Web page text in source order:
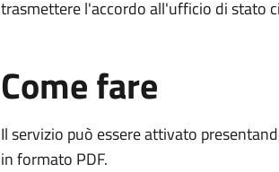
trasmettere l'accordo all'ufficio di stato
Come fare
Il servizio può essere attivato
in formato PDF.